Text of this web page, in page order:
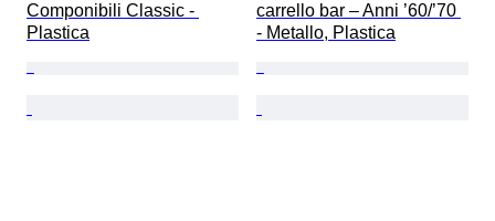
Componibili Classic -
Plastica
carrello bar – Anni ’60/’70
- Metallo, Plastica